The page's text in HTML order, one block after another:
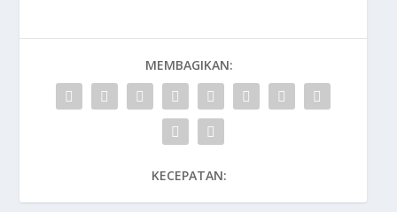
MEMBAGIKAN:
KECEPATAN: